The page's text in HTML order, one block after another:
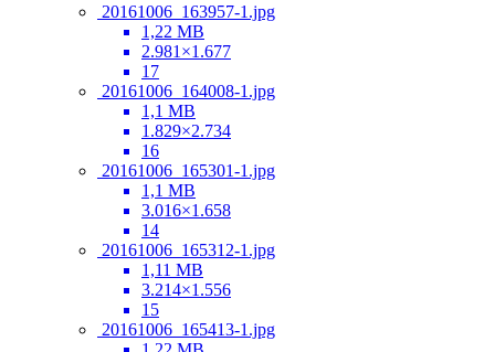
20161006_163957-1.jpg
1,22 MB
2.981×1.677
17
20161006_164008-1.jpg
1,1 MB
1.829×2.734
16
20161006_165301-1.jpg
1,1 MB
3.016×1.658
14
20161006_165312-1.jpg
1,11 MB
3.214×1.556
15
20161006_165413-1.jpg